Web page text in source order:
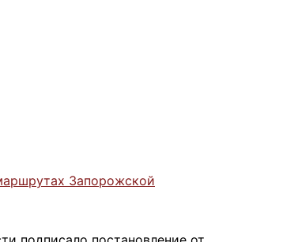
Запорожской